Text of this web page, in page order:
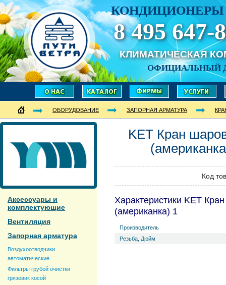
КОНДИЦИОНЕРЫ
8 495 647-
КЛИМАТИЧЕСКАЯ
ОФИЦИАЛЬНЫЙ
ОБОРУДОВАНИЕ ЗАПОРНАЯ АРМАТУРА
Аксессуары и
комплектующие
Вентиляция
Запорная арматура
Воздухоотводчики
автоматические
Фильтры грубой очистки
грязевик косой
KET Кран
Код
Характеристики KET
(американка) 1
Производитель
Резьба, Дюйм